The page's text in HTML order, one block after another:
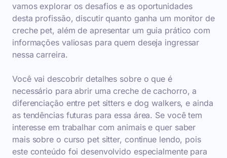
vamos explorar os desafios e as oportunidades
desta profissão, discutir quanto ganha um monitor de
creche pet, além de apresentar um guia prático com
informações valiosas para quem deseja ingressar
nessa carreira.
Você vai descobrir detalhes sobre o que é
necessário para abrir uma creche de cachorro, a
diferenciação entre pet sitters e dog walkers, e ainda
as tendências futuras para essa área. Se você tem
interesse em trabalhar com animais e quer saber
mais sobre o curso pet sitter, continue lendo, pois
este conteúdo foi desenvolvido especialmente para